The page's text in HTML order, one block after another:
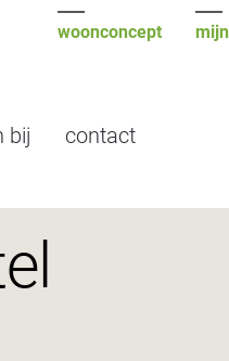
woonconcept
bij contact